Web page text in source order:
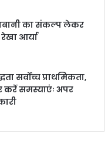
का संकल्प लेकर
आर्या
सर्वोच्च प्राथमिकता,
करें समस्याएंः अपर